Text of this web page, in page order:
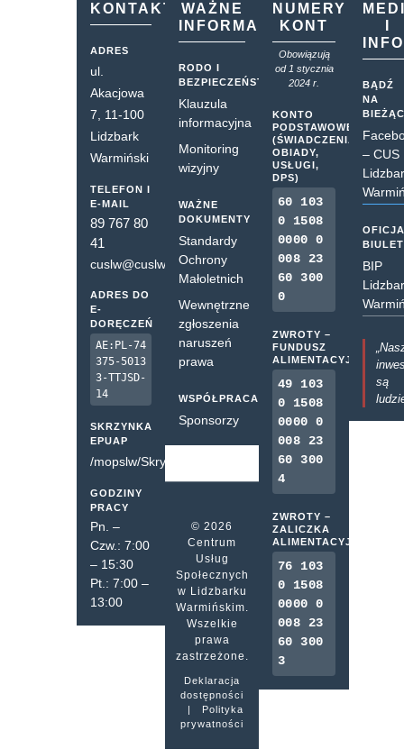
KONTAKT
ADRES
ul.
Akacjowa
7, 11-100
Lidzbark
Warmiński
TELEFON I
E-MAIL
89 767 80
41
cuslw@cuslw.pl
ADRES DO
E-
DORĘCZEŃ
AE:PL-74
375-5013
3-TTJSD-
14
SKRZYNKA
EPUAP
/mopslw/SkrytkaESP
GODZINY
PRACY
Pn. –
Czw.: 7:00
– 15:30
Pt.: 7:00 –
13:00
WAŻNE
INFORMACJE
RODO I
BEZPIECZEŃSTWO
Klauzula
informacyjna
Monitoring
wizyjny
WAŻNE
DOKUMENTY
Standardy
Ochrony
Małoletnich
Wewnętrzne
zgłoszenia
naruszeń
prawa
WSPÓŁPRACA
Sponsorzy
© 2026
Centrum
Usług
Społecznych
w Lidzbarku
Warmińskim.
Wszelkie
prawa
zastrzeżone.
Deklaracja
dostępności
Polityka
prywatności
NUMERY
KONT
Obowiązują
od 1 stycznia
2024 r.
KONTO
PODSTAWOWE
(ŚWIADCZENIA,
OBIADY,
USŁUGI,
DPS)
60 103
0 1508
0000 0
008 23
60 300
0
ZWROTY –
FUNDUSZ
ALIMENTACYJNY
49 103
0 1508
0000 0
008 23
60 300
4
ZWROTY –
ZALICZKA
ALIMENTACYJNA
76 103
0 1508
0000 0
008 23
60 300
3
BĄDŹ
NA
– CUS
BIP
są